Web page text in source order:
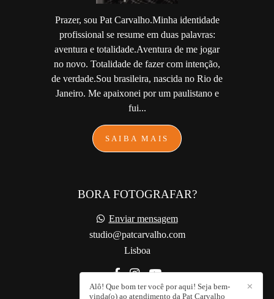
Prazer, sou Pat Carvalho.Minha identidade
profissional se resume em duas palavras:
aventura e totalidade.Aventura de me jogar
no novo. Totalidade de fazer com intenção,
de verdade.Sou brasileira, nascida no Rio de
Janeiro. Me apaixonei por um paulistano e
fui...
SAIBA MAIS
BORA FOTOGRAFAR?
Enviar mensagem
studio@patcarvalho.com
Lisboa
✕
Alô! Que bom ter você por aqui! Seja bem-
vinda(o) ao atendimento da Pat Carvalho